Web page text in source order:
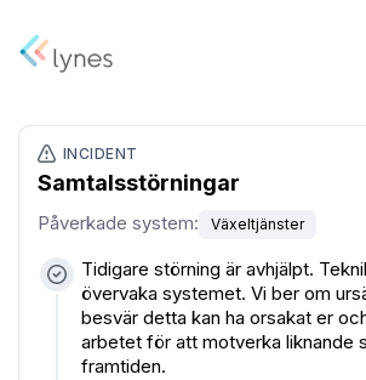
INCIDENT
Samtalsstörningar
Påverkade system: Växeltjänster
Tidigare störning är avhjälpt.
övervaka systemet. Vi ber om
besvär detta kan ha orsakat er
arbetet för att motverka liknande
framtiden.